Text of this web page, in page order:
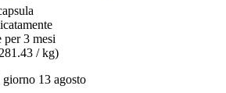
per 3 mesi
/ kg)
13 agosto